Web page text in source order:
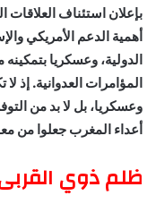
بإعلان استئناف العلاقات
أهمية الدعم الأمريكي
الدولية، وعسكريا
المؤامرات العدوانية. إذ
وعسكريا، بل لا بد من
أعداء المغرب جعلوا من
ظلم ذوي